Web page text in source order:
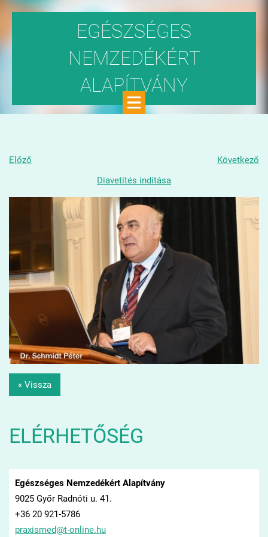
EGÉSZSÉGES
NEMZEDÉKÉRT
ALAPÍTVÁNY
Előző
Következő
Diavetítés indítása
« Vissza
ELÉRHETŐSÉG
Egészséges Nemzedékért Alapítvány
9025 Győr Radnóti u. 41.
+36 20 921-5786
praxismed@t-online.hu